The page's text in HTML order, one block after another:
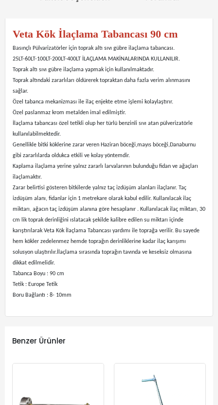
Veta Kök İlaçlama Tabancası 90 cm
Basınçlı Pülvarizatörler için toprak altı sıvı gübre ilaçlama tabancası.
25LT-60LT-100LT-200LT-400LT İLAÇLAMA MAKİNALARINDA KULLANILIR.
Toprak altı sıvı gübre ilaçlama yapmak için kullanılmaktadır.
Toprak altındaki zararlıları öldürerek topraktan daha fazla verim alınmasını
sağlar.
Özel tabanca mekanizması ile ilaç enjekte etme işlemi kolaylaştırır.
Özel paslanmaz krom metalden imal edilmiştir.
İlaçlama tabancası özel tetikli olup her türlü benzinli sıvı atan pülverizatörle
kullanılabilmektedir.
Genellikle bitki köklerine zarar veren Haziran böceği,mayıs böceği,Danaburnu
gibi zararlılarda oldukca etkili ve kolay yöntemdir.
Kaplama ilaçlama yerine yalnız zararlı larvalarının bulunduğu fidan ve ağaçları
ilaçlamaktır.
Zarar belirtisi gösteren bitkilerde yalnız taç izdüşüm alanları ilaçlanır. Taç
izdüşüm alanı, fidanlar için 1 metrekare olarak kabul edilir. Kullanılacak ilaç
miktarı, ağacın taç izdüşüm alanına göre hesaplanır . Kullanılacak ilaç miktarı, 30
cm lik toprak derinliğini ıslatacak şekilde kalibre edilen su miktarı içinde
karıştırılarak Veta Kök İlaçlama Tabancası yardımı ile toprağa verilir. Bu sayede
hem kökler zedelenmez hemde toprağın derinliklerine kadar ilaç karışımı
solusyon ulaştırılır.İlaçlama sırasında toprağın tavında ve keseksiz olmasına
dikkat edilmelidir.
Tabanca Boyu : 90 cm
Tetik : Europe Tetik
Boru Bağlantı : 8- 10mm
Benzer Ürünler